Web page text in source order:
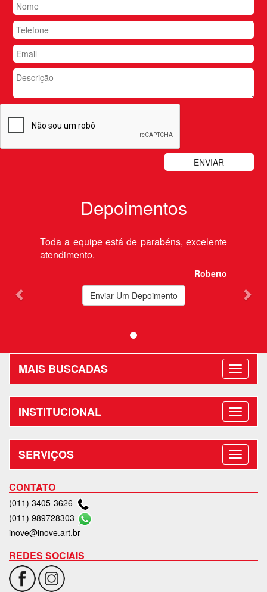
Depoimentos
Toda a equipe está de parabéns, excelente
atendimento.
Roberto
Enviar Um Depoimento
MAIS BUSCADAS
INSTITUCIONAL
SERVIÇOS
CONTATO
(011) 3405-3626
(011) 989728303
inove@inove.art.br
REDES SOCIAIS